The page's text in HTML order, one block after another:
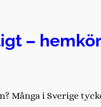
–
Många i Sverige